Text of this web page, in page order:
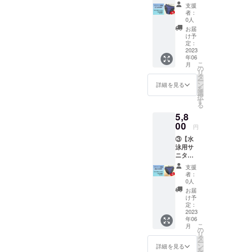
リター
ンとし
てお届
け致し
ます。
「漏れ
ない・
バレな
い・恥
ずかし
くな
開発し
まし
た！ 練
習用水
着の下
に履く
だけで
大丈
夫。生
理中も
コレを
履いて
もっと
水泳を
楽しも
う！ ※
吸水
ショー
ツ 1
枚】を
お届
け。 水
泳コー
チが本
気で考
えた
『水泳
中に使
えるサ
リー
ショー
ツ』を
リター
ンとし
てお届
け致し
ます。
「漏れ
ない・
バレな
い・恥
ずかし
くな
い」を
コンセ
プトに
支援
者：
0人
お届
け予
定：
2023
年06
月
詳細を見る
こ
の
リ
タ
ー
ン
を
選
択
す
る
5,8
00 円
③【水
泳用サ
ニタ
リー
ショー
ツ 2
枚】を
お届
け。 水
泳コー
チが本
気で考
えた
『水泳
支援
者：
0人
お届
け予
定：
2023
年06
月
詳細を見る
こ
の
リ
タ
ー
ン
を